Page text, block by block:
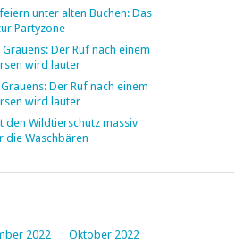
unter alten Buchen: Das
Partyzone
Der Ruf nach einem
wird lauter
Der Ruf nach einem
wird lauter
den Wildtierschutz massiv
die Waschbären
2022
Oktober 2022